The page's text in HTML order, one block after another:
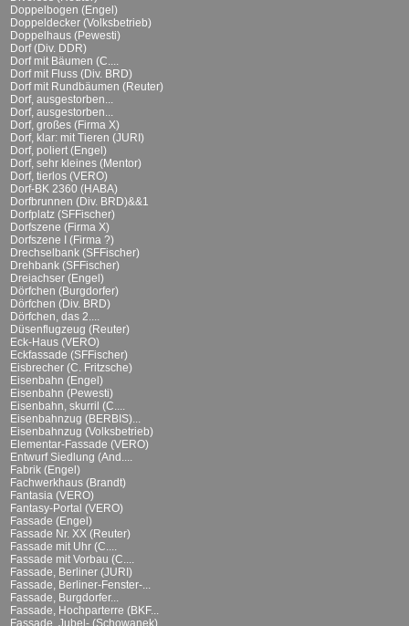
Doppelbogen (Engel)
Doppeldecker (Volksbetrieb)
Doppelhaus (Pewesti)
Dorf (Div. DDR)
Dorf mit Bäumen (C....
Dorf mit Fluss (Div. BRD)
Dorf mit Rundbäumen (Reuter)
Dorf, ausgestorben...
Dorf, ausgestorben...
Dorf, großes (Firma X)
Dorf, klar: mit Tieren (JURI)
Dorf, poliert (Engel)
Dorf, sehr kleines (Mentor)
Dorf, tierlos (VERO)
Dorf-BK 2360 (HABA)
Dorfbrunnen (Div. BRD)&&1
Dorfplatz (SFFischer)
Dorfszene (Firma X)
Dorfszene I (Firma ?)
Drechselbank (SFFischer)
Drehbank (SFFischer)
Dreiachser (Engel)
Dörfchen (Burgdorfer)
Dörfchen (Div. BRD)
Dörfchen, das 2....
Düsenflugzeug (Reuter)
Eck-Haus (VERO)
Eckfassade (SFFischer)
Eisbrecher (C. Fritzsche)
Eisenbahn (Engel)
Eisenbahn (Pewesti)
Eisenbahn, skurril (C....
Eisenbahnzug (BERBIS)...
Eisenbahnzug (Volksbetrieb)
Elementar-Fassade (VERO)
Entwurf Siedlung (And....
Fabrik (Engel)
Fachwerkhaus (Brandt)
Fantasia (VERO)
Fantasy-Portal (VERO)
Fassade (Engel)
Fassade Nr. XX (Reuter)
Fassade mit Uhr (C....
Fassade mit Vorbau (C....
Fassade, Berliner (JURI)
Fassade, Berliner-Fenster-...
Fassade, Burgdorfer...
Fassade, Hochparterre (BKF...
Fassade, Jubel- (Schowanek)